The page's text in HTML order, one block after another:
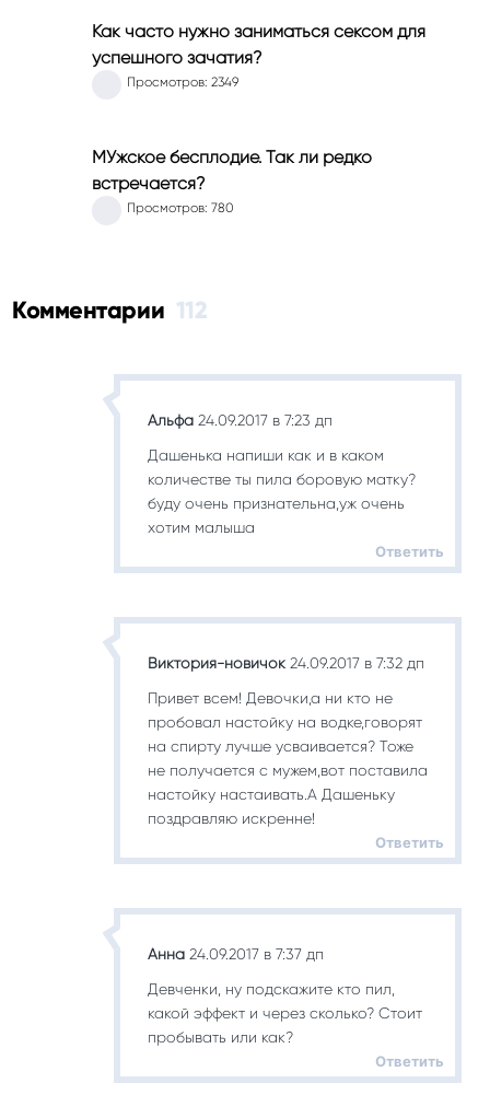
Как часто нужно заниматься сексом для
успешного зачатия?
Просмотров: 2349
МУжское бесплодие. Так ли редко
встречается?
Просмотров: 780
Комментарии 112
Альфа 24.09.2017 в 7:23 дп
Дашенька напиши как и в каком
количестве ты пила боровую матку?
буду очень признательна,уж очень
хотим малыша
Ответить
Виктория-новичок 24.09.2017 в 7:32 дп
Привет всем! Девочки,а ни кто не
пробовал настойку на водке,говорят
на спирту лучше усваивается? Тоже
не получается с мужем,вот поставила
настойку настаивать.А Дашеньку
поздравляю искренне!
Ответить
Анна 24.09.2017 в 7:37 дп
Девченки, ну подскажите кто пил,
какой эффект и через сколько? Стоит
пробывать или как?
Ответить